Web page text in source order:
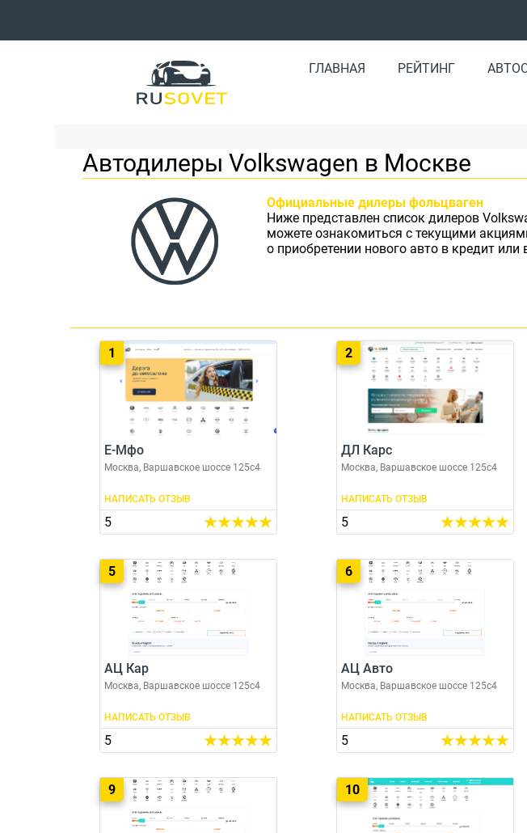
ГЛАВНАЯ РЕЙТИНГ
Автодилеры Volkswagen в Москве
Официальные дилеры фольцваген
Ниже представлен список дилеров
можете ознакомиться с текущими
о приобретении нового авто в кредит или
1
Е-Мфо
Москва, Варшавское шоссе 125с4
НАПИСАТЬ ОТЗЫВ
5
2
ДЛ Карс
Москва, Варшавское шоссе 125с4
НАПИСАТЬ ОТЗЫВ
5
5
АЦ Кар
Москва, Варшавское шоссе 125с4
НАПИСАТЬ ОТЗЫВ
5
6
АЦ Авто
Москва, Варшавское шоссе 125с4
НАПИСАТЬ ОТЗЫВ
5
9 10